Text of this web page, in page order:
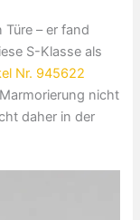
– er fand
S-Klasse als
Nr. 945622
nicht
daher in der